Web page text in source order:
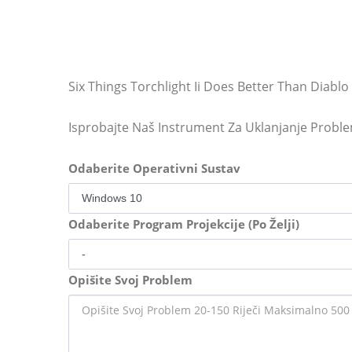
Six Things Torchlight Ii Does Better Than Diablo
Isprobajte Naš Instrument Za Uklanjanje
Odaberite Operativni Sustav
Odaberite Program Projekcije (Po Želji)
Opišite Svoj Problem